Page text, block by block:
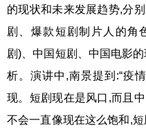
的现状和未来发展趋势,分
剧、爆款短剧制片人的角
剧)、中国短剧、中国电影
析。演讲中,南景提到:“疫
现。短剧现在是风口,而且
不会一直像现在这么饱和,